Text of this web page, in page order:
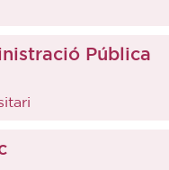
Pública